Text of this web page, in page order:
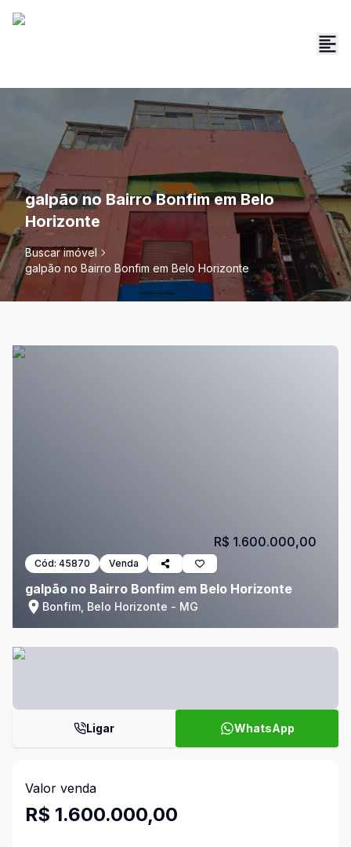
galpão no Bairro Bonfim em Belo
Horizonte
Buscar imóvel
galpão no Bairro Bonfim em Belo Horizonte
Cód: 45870 Venda
galpão no Bairro Bonfim em Belo Horizonte
Bonfim, Belo Horizonte - MG
R$ 1.600.000,00
Ligar WhatsApp
Valor venda
R$ 1.600.000,00